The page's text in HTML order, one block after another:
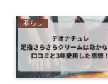
暮らし